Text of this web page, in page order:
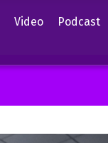
Video Podcast